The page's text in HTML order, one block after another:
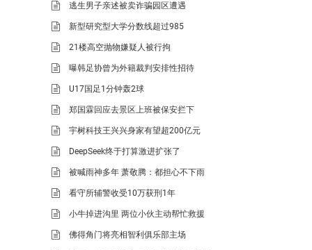
逃生男子亲述被卖诈骗园区遭遇
新型研究型大学分数线超过985
21楼高空抛物嫌疑人被行拘
曝韩足协曾为外籍裁判安排性招待
U17国足1分钟轰2球
郑国霖回应去景区上班被保安拦下
宇树科技王兴兴身家有望超200亿元
DeepSeek终于打算激进扩张了
被喊雨神多年 萧敬腾：都担心不下雨
看守所辅警收受10万获刑1年
小牛掉进沟里 两位小伙主动帮忙救援
佛得角门将亮相智利俱乐部主场